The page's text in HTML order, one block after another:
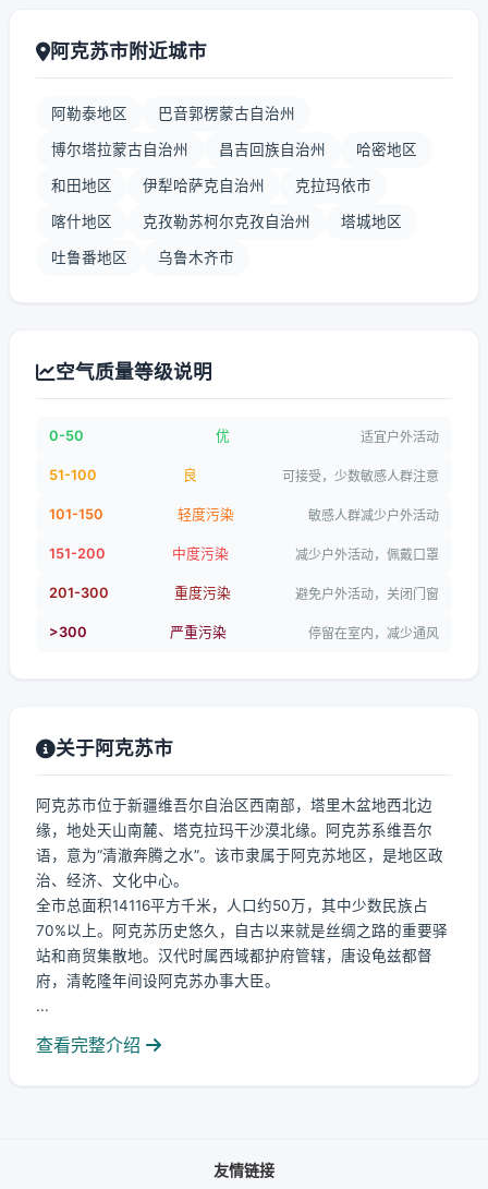
阿克苏市附近城市
阿勒泰地区 巴音郭楞蒙古自治州
博尔塔拉蒙古自治州 昌吉回族自治州 哈密地区
和田地区 伊犁哈萨克自治州 克拉玛依市
喀什地区 克孜勒苏柯尔克孜自治州 塔城地区
吐鲁番地区 乌鲁木齐市
空气质量等级说明
0-50 优 适宜户外活动
51-100 良 可接受，少数敏感人群注意
101-150 轻度污染 敏感人群减少户外活动
151-200 中度污染 减少户外活动，佩戴口罩
201-300 重度污染 避免户外活动，关闭门窗
>300 严重污染 停留在室内，减少通风
关于阿克苏市
阿克苏市位于新疆维吾尔自治区西南部，塔里木盆地西北边
缘，地处天山南麓、塔克拉玛干沙漠北缘。阿克苏系维吾尔
语，意为“清澈奔腾之水”。该市隶属于阿克苏地区，是地区政
治、经济、文化中心。
全市总面积14116平方千米，人口约50万，其中少数民族占
70%以上。阿克苏历史悠久，自古以来就是丝绸之路的重要驿
站和商贸集散地。汉代时属西域都护府管辖，唐设龟兹都督
府，清乾隆年间设阿克苏办事大臣。
...
查看完整介绍
友情链接